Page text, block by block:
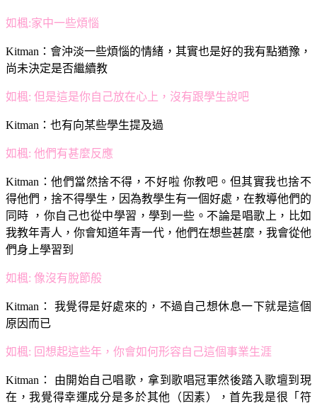
如楓 :家中一些煩惱
Kitman：會沖淡一些煩惱的情緒，其實也是好的我有點猶豫，
尚未決定是否繼續教
如楓 : 但是這是你自己放在心上，沒有跟學生說吧
Kitman： 也有向某些學生提及過
如楓 : 他們有甚麼反應
Kitman：他們當然捨不得，不好啦 你教吧。但其實我也捨不
得他們，捨不得學生，因為教學生有一個好處，在教導他們的
同時 ，你自己也從中學習，學到一些。不論是唱歌上，比如
我教年青人，你會知道年青一代，他們在想些甚麼，我會從他
們身上學習到
如楓 : 像沒有脫節般
Kitman：
我覺得是好處來的，不過自己想休息一下就是這個
原因而已
如楓 : 回想起這些年，你會如何形容自己這個事業生涯
Kitman：
由開始自己唱歌，拿到歌唱冠軍然後踏入歌壇到現
在，我覺得幸運成分是多於其他（因素），首先我是很「符